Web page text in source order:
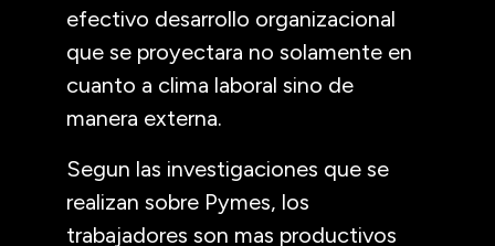
efectivo desarrollo organizacional
que se proyectara no solamente en
cuanto a clima laboral sino de
manera externa.
Segun las investigaciones que se
realizan sobre Pymes, los
trabajadores son mas productivos